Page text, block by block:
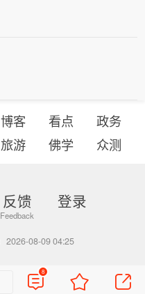
博客 看点
政务
旅游 佛学 众测
反馈 登录
2026-08-09 04:25
8